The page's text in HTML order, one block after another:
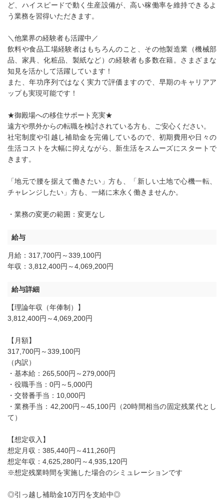
ど、ハイスピードで動く生産設備が、高い稼働率を維持できるよ
う業務を習得いただきます。
＼他業界の経験者も活躍中／
飲料や食品工場経験者はもちろんのこと、その他製造業（機械部
品、家具、化粧品、製紙など）の経験者も多数在籍。さまざまな
知見を活かして活躍しています！
また、年功序列ではなく実力で評価ますので、早期のキャリアア
ップも実現可能です！
★御殿場への移住サポート充実★
遠方や県外からの転職を検討されている方も、ご安心ください。
社宅制度や引越し補助金を完備しているので、初期費用や日々の
生活コストを大幅に抑えながら、新生活をスムーズにスタートで
きます。
「地元で腰を据えて働きたい」方も、「新しい土地で心機一転、
チャレンジしたい」方も、一緒に末永く働きませんか。
・業務の変更の範囲：変更なし
給与
月給：317,700円～339,100円
年収：3,812,400円～4,069,200円
給与詳細
【理論年収（年俸制）】
3,812,400円～4,069,200円
【月額】
317,700円～339,100円
（内訳）
・基本給：265,500円～279,000円
・役職手当：0円～5,000円
・交替番手当：10,000円
・業務手当：42,200円～45,100円（20時間相当の固定残業代とし
て）
【想定収入】
想定月収：385,440円～411,260円
想定年収：4,625,280円～4,935,120円
※想定残業時間を実施した場合のシミュレーションです
◎引っ越し補助金10万円を支給中◎